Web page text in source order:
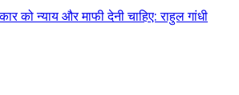
को न्याय और माफी देनी चाहिए: राहुल गांधी